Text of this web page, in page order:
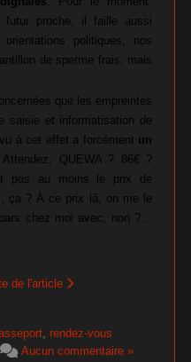
futur proche, il faille aussi
politiques, nos
de sperme frais, mais
que les empreintes
saisie et informatisation de
à cet effet a forcément un
QUEWA ? 86€ ?
pas au moins le prix de
ça ? À ce prix là, on me le
chez moi avec, non ?…
de l'article
, rendez-vous
Aucun commentaire »